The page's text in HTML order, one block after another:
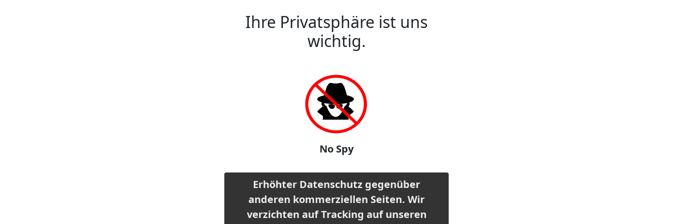
Ihre Privatsphäre ist uns
wichtig.
No Spy
Erhöhter Datenschutz gegenüber
anderen kommerziellen Seiten. Wir
verzichten auf Tracking auf unseren